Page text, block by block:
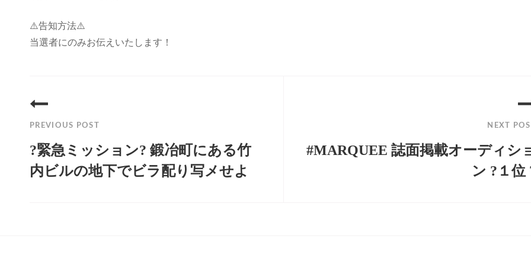
⚠️告知方法⚠️
当選者にのみお伝えいたします！
稿
ナ
ビ
ゲ
PREVIOUS POST
?緊急ミッション? 鍛冶町にある竹
内ビルの地下でビラ配り写メせよ
NEXT
#MARQUEE 誌面掲載オーディシ
ン ?１位